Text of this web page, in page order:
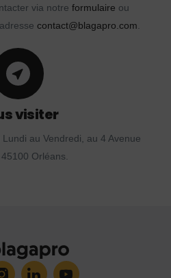
via notre formulaire ou
contact@blagapro.com.
visiter
au Vendredi, au 4 Avenue
Orléans.